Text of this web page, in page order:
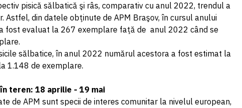
pisică sălbatică şi râs, comparativ cu anul 2022, trendul a
Astfel, din datele obţinute de APM Braşov, în cursul anului
fost evaluat la 267 exemplare faţă de anul 2022 când se
sălbatice, în anul 2022 numărul acestora a fost estimat la
1.148 de exemplare.
teren: 18 aprilie - 19 mai
de APM sunt specii de interes comunitar la nivelul european,